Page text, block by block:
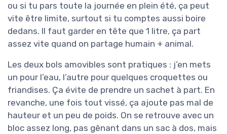
ou si tu pars toute la journée en plein été, ça peut
vite être limite, surtout si tu comptes aussi boire
dedans. Il faut garder en tête que 1 litre, ça part
assez vite quand on partage humain + animal.
Les deux bols amovibles sont pratiques : j’en mets
un pour l’eau, l’autre pour quelques croquettes ou
friandises. Ça évite de prendre un sachet à part. En
revanche, une fois tout vissé, ça ajoute pas mal de
hauteur et un peu de poids. On se retrouve avec un
bloc assez long, pas gênant dans un sac à dos, mais